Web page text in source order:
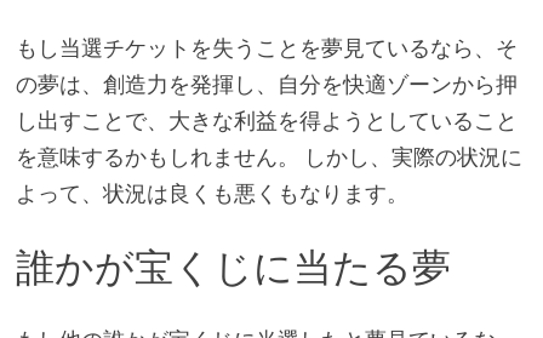
もし当選チケットを失うことを夢見ているなら、そ
の夢は、創造力を発揮し、自分を快適ゾーンから押
し出すことで、大きな利益を得ようとしていること
を意味するかもしれません。 しかし、実際の状況に
よって、状況は良くも悪くもなります。
誰かが宝くじに当たる夢